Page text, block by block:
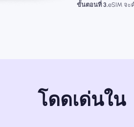
ขั้นตอนที่ 3.eSIM จ
โดดเด่นใน